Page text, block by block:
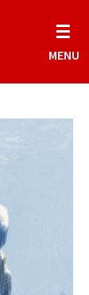
☰
MENU